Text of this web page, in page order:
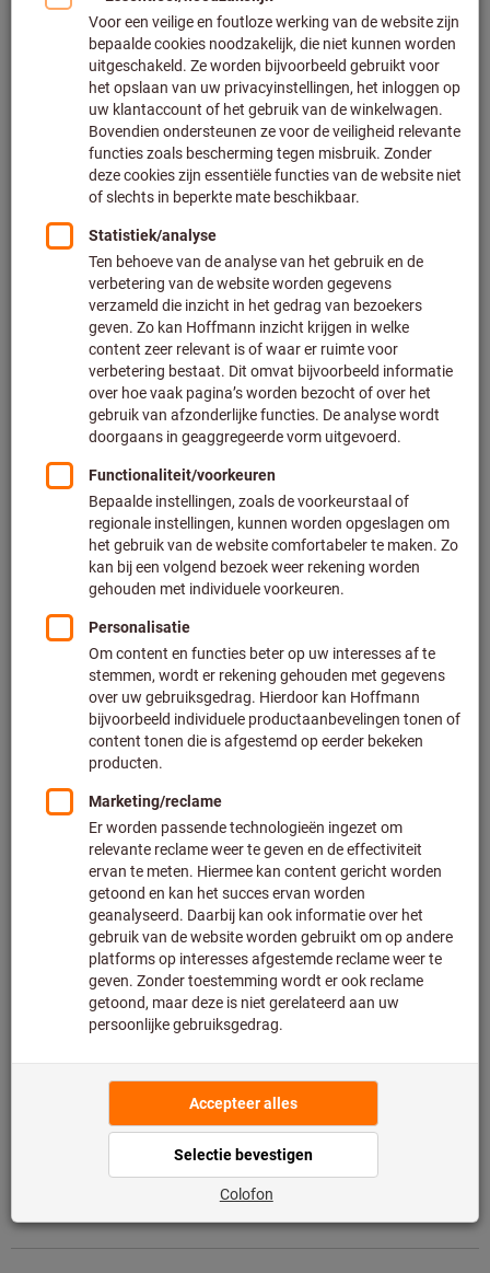
Type: 20
Artikelnummer:914873 20
Klik om de afbeelding te vergroten
Prijs per 1 Stuk
Excl. BTW
Excl. verzendkosten
Klantspecifieke prijzen voor zakelijke klanten naregistratie
/ aanmelding.
Aan de winkelwagen toevoegen
Toevoegen aan wenslijst Artikel delen